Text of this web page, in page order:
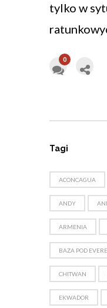
tylko w
0
Tagi
ACONCAGUA
ANDY
ARMENIA
BAZA POD
CHITWAN
EKWADOR